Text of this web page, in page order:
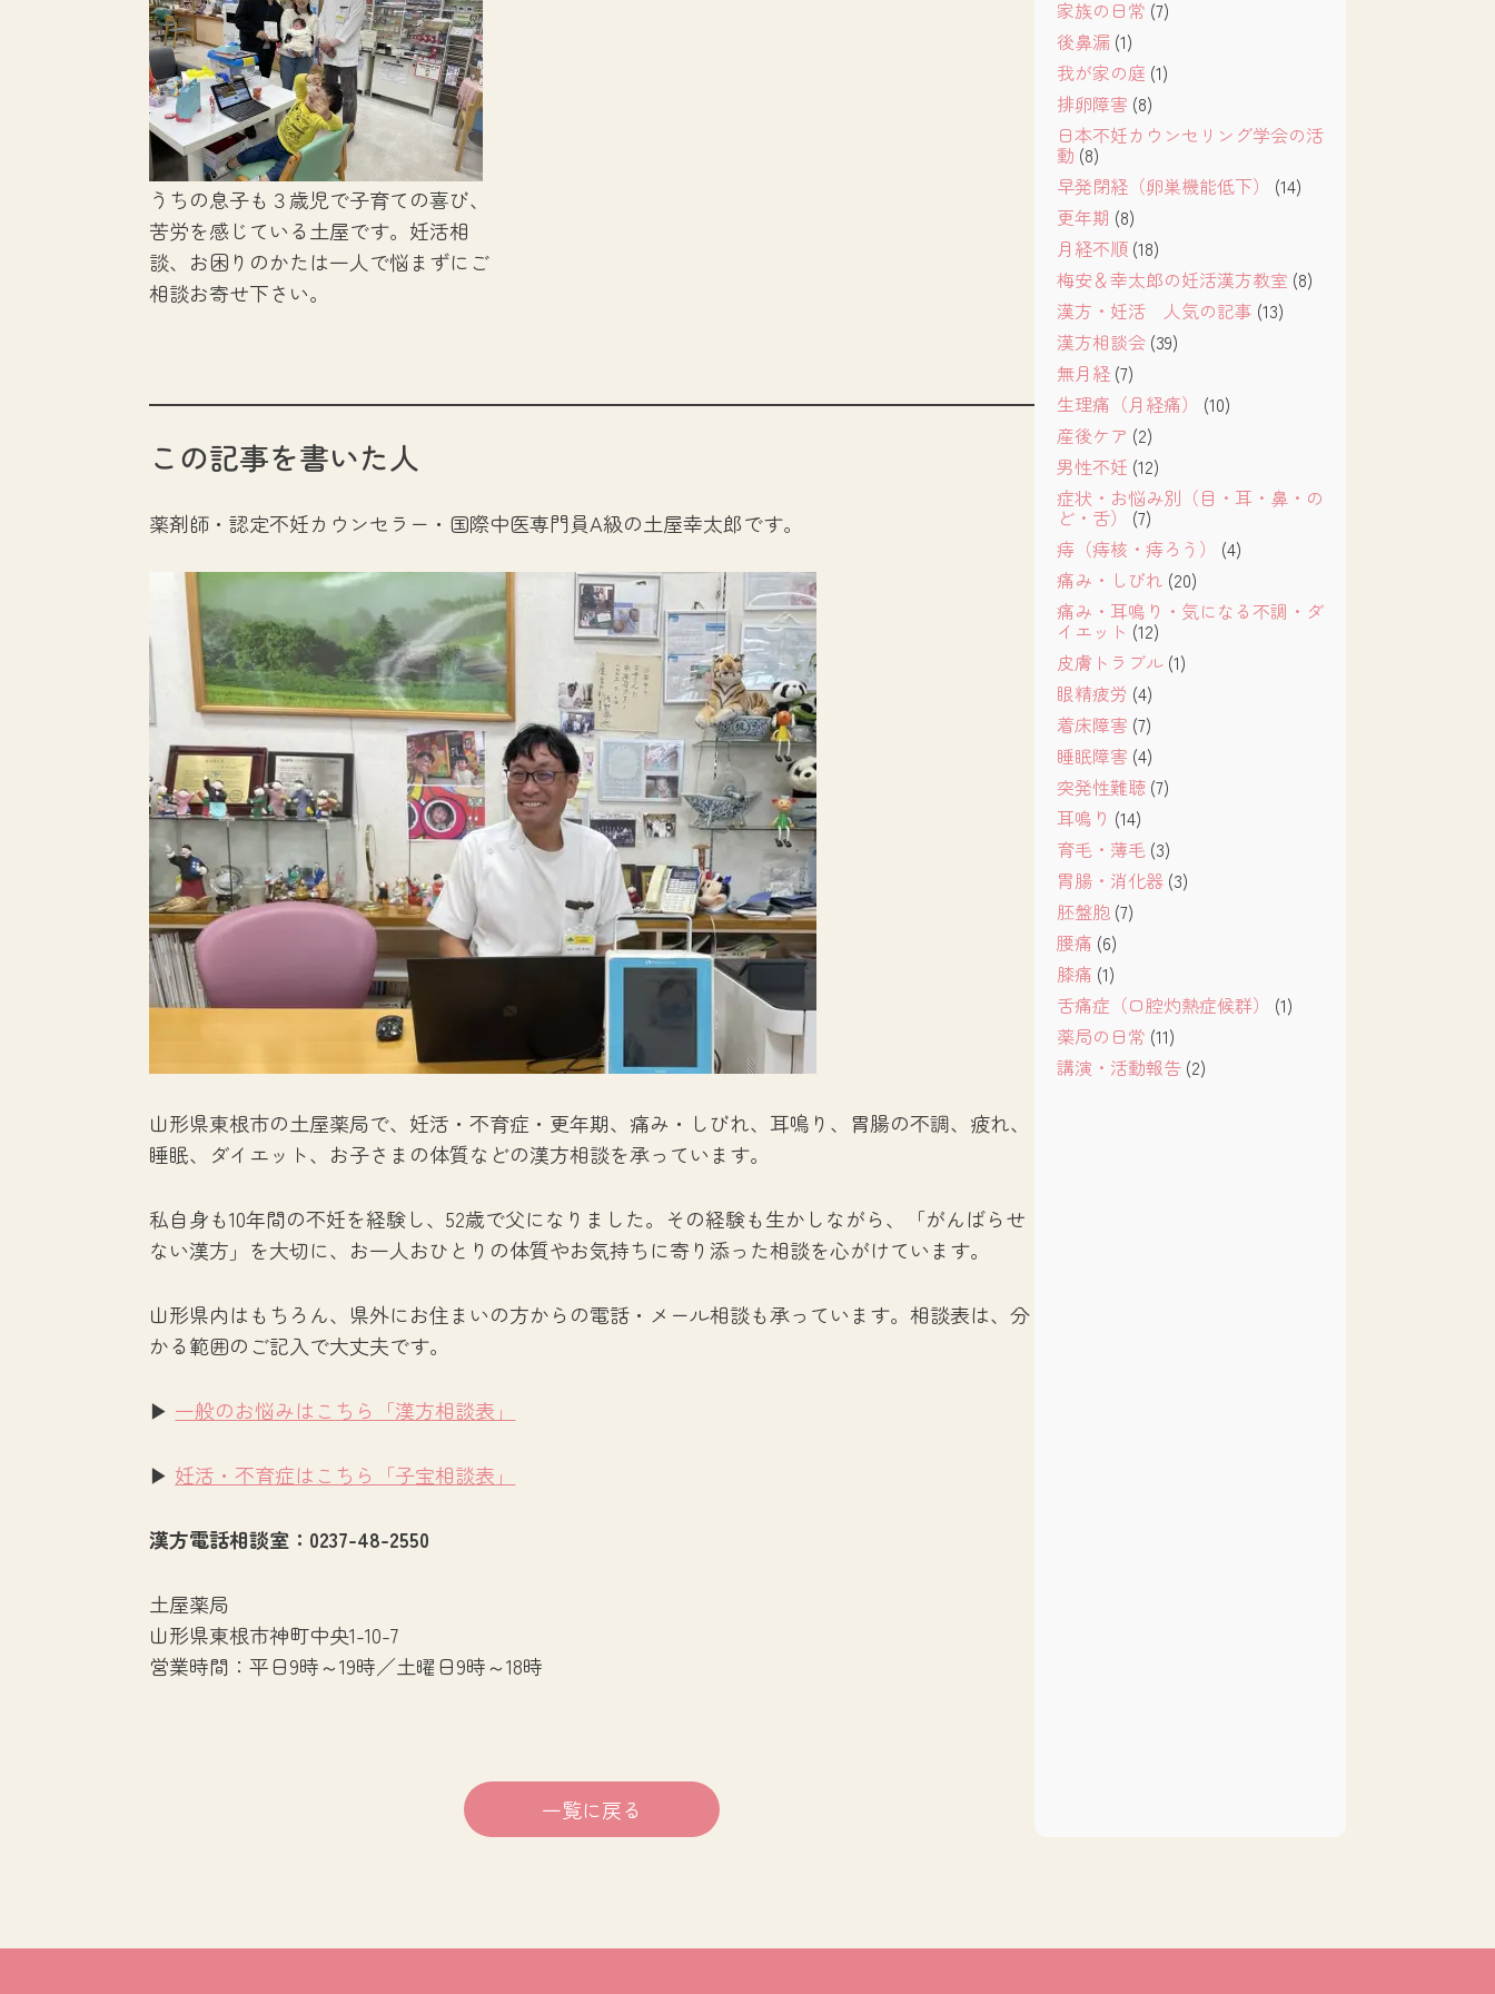
うちの息子も３歳児で子育ての喜び、
苦労を感じている土屋です。妊活相
談、お困りのかたは一人で悩まずにご
相談お寄せ下さい。
この記事を書いた人
薬剤師・認定不妊カウンセラー・国際中医専門員A級の土屋幸太郎です。
山形県東根市の土屋薬局で、妊活・不育症・更年期、痛み・しびれ、耳鳴り、胃腸の不調、疲れ、
睡眠、ダイエット、お子さまの体質などの漢方相談を承っています。
私自身も10年間の不妊を経験し、52歳で父になりました。その経験も生かしながら、「がんばらせ
ない漢方」を大切に、お一人おひとりの体質やお気持ちに寄り添った相談を心がけています。
山形県内はもちろん、県外にお住まいの方からの電話・メール相談も承っています。相談表は、分
かる範囲のご記入で大丈夫です。
▶ 一般のお悩みはこちら「漢方相談表」
▶ 妊活・不育症はこちら「子宝相談表」
漢方電話相談室：0237-48-2550
土屋薬局
山形県東根市神町中央1-10-7
営業時間：平日9時～19時／土曜日9時～18時
一覧に戻る
家族の日常 (7)
後鼻漏(1)
我が家の庭 (1)
排卵障害 (8)
日本不妊カウンセリング学会の活
動 (8)
早発閉経（卵巣機能低下）
(14)
更年期 (8)
月経不順(18)
梅安＆幸太郎の妊活漢方教室 (8)
漢方・妊活 人気の記事 (13)
漢方相談会(39)
無月経(7)
生理痛（月経痛）
(10)
産後ケア (2)
男性不妊 (12)
症状・お悩み別（目・耳・鼻・の
ど・舌）
(7)
痔（痔核・痔ろう）
(4)
痛み・しびれ (20)
痛み・耳鳴り・気になる不調・ダ
イエット (12)
皮膚トラブル(1)
眼精疲労 (4)
着床障害 (7)
睡眠障害 (4)
突発性難聴(7)
耳鳴り (14)
育毛・薄毛(3)
胃腸・消化器(3)
胚盤胞(7)
腰痛 (6)
膝痛 (1)
舌痛症（口腔灼熱症候群）
(1)
薬局の日常 (11)
講演・活動報告(2)